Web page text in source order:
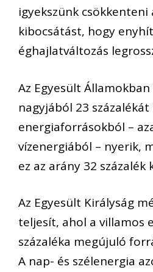
igyekszünk csökkenteni
kibocsátást, hogy
éghajlatváltozás
Az Egyesült
nagyjából 23
energiaforrásokból –
vízenergiából – nyerik,
ez az arány 32 százalék
Az Egyesült Királyság
teljesít, ahol a villamos
százaléka megújuló
A nap- és szélenergia